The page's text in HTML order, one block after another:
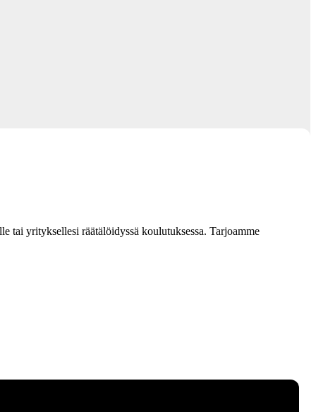
tai yrityksellesi räätälöidyssä koulutuksessa. Tarjoamme